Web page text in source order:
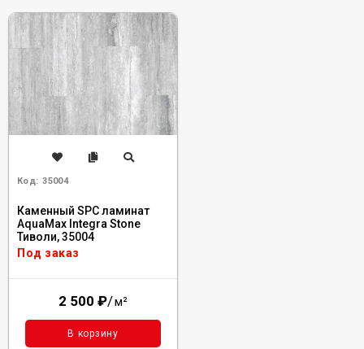
Код: 35004
Каменный SPC ламинат
AquaMax Integra Stone
Тиволи, 35004
Под заказ
2 500 ₽/м²
В корзину